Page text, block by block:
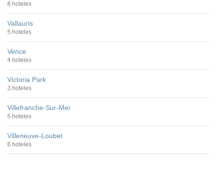
8 hoteles
Vallauris
5 hoteles
Vence
4 hoteles
Victoria Park
3 hoteles
Villefranche-Sur-Mer
5 hoteles
Villeneuve-Loubet
6 hoteles